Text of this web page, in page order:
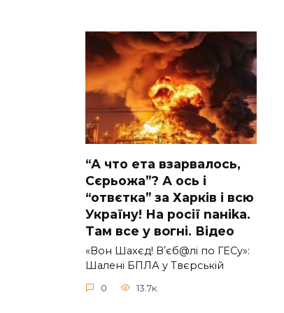
“А что ета взаpвалось,
Сєрьожа”? А ось і
“отвєтка” за Харків і всю
Україну! На pосії nаніkа.
Там вcе у вoгні. Вiдео
«Вон Шахєд! Вʼєб@лі по ГЕСу»:
Шалені БПЛА у Твєрській
0 13.7к.